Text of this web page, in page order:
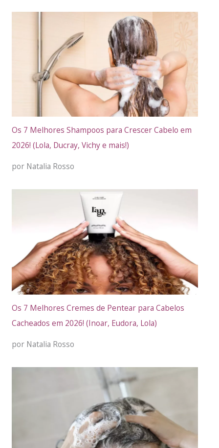
Os 7 Melhores Shampoos para Crescer Cabelo em
2026! (Lola, Ducray, Vichy e mais!)
por Natalia Rosso
Os 7 Melhores Cremes de Pentear para Cabelos
Cacheados em 2026! (Inoar, Eudora, Lola)
por Natalia Rosso